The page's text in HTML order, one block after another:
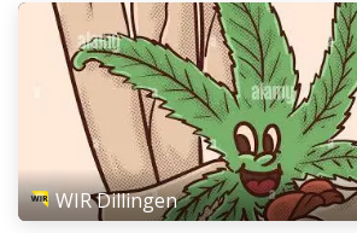
WIR Dillingen